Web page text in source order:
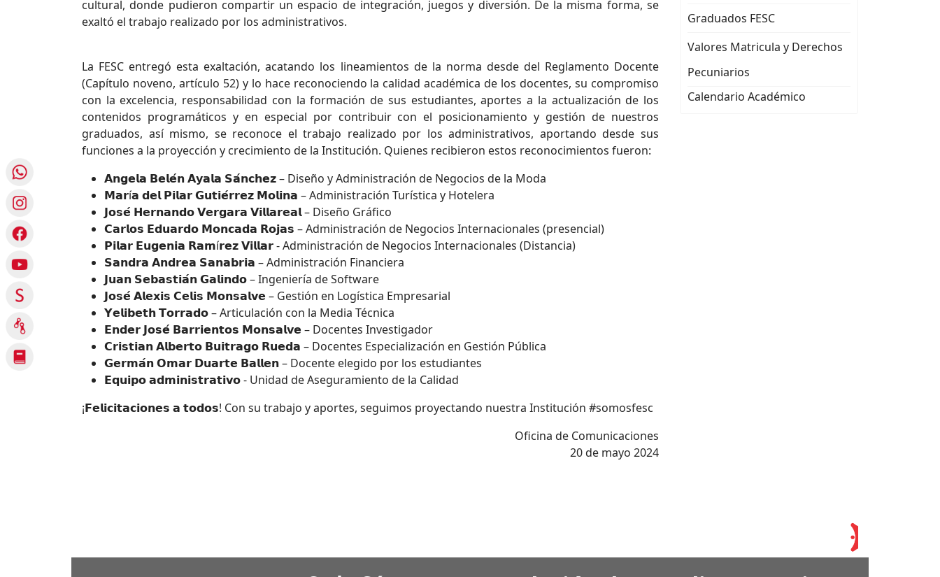
cultural, donde pudieron compartir un espacio de integración, juegos y diversión. De la misma forma, se
exaltó el trabajo realizado por los administrativos.
La FESC entregó esta exaltación, acatando los lineamientos de la norma desde del Reglamento Docente
(Capítulo noveno, artículo 52) y lo hace reconociendo la calidad académica de los docentes, su compromiso
con la excelencia, responsabilidad con la formación de sus estudiantes, aportes a la actualización de los
contenidos programáticos y en especial por contribuir con el posicionamiento y gestión de nuestros
graduados, así mismo, se reconoce el trabajo realizado por los administrativos, aportando desde sus
funciones a la proyección y crecimiento de la Institución. Quienes recibieron estos reconocimientos fueron:
𝗔𝗻𝗴𝗲𝗹𝗮 𝗕𝗲𝗹𝗲́𝗻 𝗔𝘆𝗮𝗹𝗮 𝗦𝗮́𝗻𝗰𝗵𝗲𝘇 – Diseño y Administración de Negocios de la Moda
𝗠𝗮𝗿í𝗮 𝗱𝗲𝗹 𝗣𝗶𝗹𝗮𝗿 𝗚𝘂𝘁𝗶𝗲́𝗿𝗿𝗲𝘇 𝗠𝗼𝗹𝗶𝗻𝗮 – Administración Turística y Hotelera
𝗝𝗼𝘀𝗲́ 𝗛𝗲𝗿𝗻𝗮𝗻𝗱𝗼 𝗩𝗲𝗿𝗴𝗮𝗿𝗮 𝗩𝗶𝗹𝗹𝗮𝗿𝗲𝗮𝗹 – Diseño Gráfico
𝗖𝗮𝗿𝗹𝗼𝘀 𝗘𝗱𝘂𝗮𝗿𝗱𝗼 𝗠𝗼𝗻𝗰𝗮𝗱𝗮 𝗥𝗼𝗷𝗮𝘀 – Administración de Negocios Internacionales (presencial)
𝗣𝗶𝗹𝗮𝗿 𝗘𝘂𝗴𝗲𝗻𝗶𝗮 𝗥𝗮𝗺í𝗿𝗲𝘇 𝗩𝗶𝗹𝗹𝗮𝗿 - Administración de Negocios Internacionales (Distancia)
𝗦𝗮𝗻𝗱𝗿𝗮 𝗔𝗻𝗱𝗿𝗲𝗮 𝗦𝗮𝗻𝗮𝗯𝗿𝗶𝗮 – Administración Financiera
𝗝𝘂𝗮𝗻 𝗦𝗲𝗯𝗮𝘀𝘁𝗶𝗮́𝗻 𝗚𝗮𝗹𝗶𝗻𝗱𝗼 – Ingeniería de Software
𝗝𝗼𝘀𝗲́ 𝗔𝗹𝗲𝘅𝗶𝘀 𝗖𝗲𝗹𝗶𝘀 𝗠𝗼𝗻𝘀𝗮𝗹𝘃𝗲 – Gestión en Logística Empresarial
𝗬𝗲𝗹𝗶𝗯𝗲𝘁𝗵 𝗧𝗼𝗿𝗿𝗮𝗱𝗼 – Articulación con la Media Técnica
𝗘𝗻𝗱𝗲𝗿 𝗝𝗼𝘀𝗲́ 𝗕𝗮𝗿𝗿𝗶𝗲𝗻𝘁𝗼𝘀 𝗠𝗼𝗻𝘀𝗮𝗹𝘃𝗲 – Docentes Investigador
𝗖𝗿𝗶𝘀𝘁𝗶𝗮𝗻 𝗔𝗹𝗯𝗲𝗿𝘁𝗼 𝗕𝘂𝗶𝘁𝗿𝗮𝗴𝗼 𝗥𝘂𝗲𝗱𝗮 – Docentes Especialización en Gestión Pública
𝗚𝗲𝗿𝗺𝗮́𝗻 𝗢𝗺𝗮𝗿 𝗗𝘂𝗮𝗿𝘁𝗲 𝗕𝗮𝗹𝗹𝗲𝗻 – Docente elegido por los estudiantes
𝗘𝗾𝘂𝗶𝗽𝗼 𝗮𝗱𝗺𝗶𝗻𝗶𝘀𝘁𝗿𝗮𝘁𝗶𝘃𝗼 - Unidad de Aseguramiento de la Calidad
¡𝗙𝗲𝗹𝗶𝗰𝗶𝘁𝗮𝗰𝗶𝗼𝗻𝗲𝘀 𝗮 𝘁𝗼𝗱𝗼𝘀! Con su trabajo y aportes, seguimos proyectando nuestra Institución #somosfesc
Oficina de Comunicaciones
20 de mayo 2024
Graduados FESC
Valores Matricula y Derechos
Pecuniarios
Calendario Académico